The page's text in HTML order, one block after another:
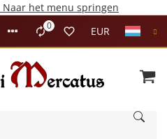
Naar het menu springen
0Liste ist leerEUR